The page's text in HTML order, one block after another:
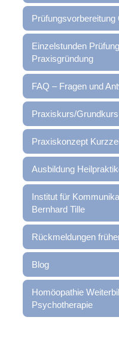
Prüfungsvorbereitung
Einzelstunden
Praxisgründung
FAQ – Fragen und
Praxiskurs/
Praxiskonzept
Ausbildung
Institut für
Bernhard Tille
Rückmeldungen
Blog
Homöopathie
Psychotherapie